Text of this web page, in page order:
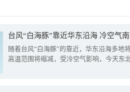
台风“白海豚”靠近华东沿海 冷空气
随着台风“白海豚”的靠近，华东沿海多地
高温范围将缩减，受冷空气影响，今天东